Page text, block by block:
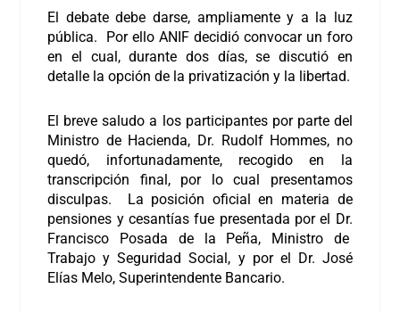
El debate debe darse, ampliamente y a la luz
pública. Por ello ANIF decidió convocar un foro
en el cual, durante dos días, se discutió en
detalle la opción de la privatización y la libertad.
El breve saludo a los participantes por parte del
Ministro de Hacienda, Dr. Rudolf Hommes, no
quedó, infortunadamente, recogido en la
transcripción final, por lo cual presentamos
disculpas. La posición oficial en materia de
pensiones y cesantías fue presentada por el Dr.
Francisco Posada de la Peña, Ministro de
Trabajo y Seguridad Social, y por el Dr. José
Elías Melo, Superintendente Bancario.